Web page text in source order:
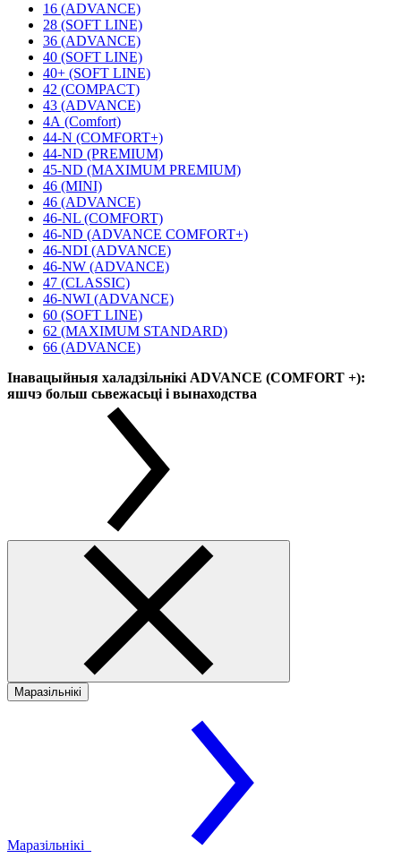
16 (ADVANCE)
28 (SOFT LINE)
36 (ADVANCE)
40 (SOFT LINE)
40+ (SOFT LINE)
42 (COMPACT)
43 (ADVANCE)
4А (Comfort)
44-N (COMFORT+)
44-ND (PREMIUM)
45-ND (MAXIMUM PREMIUM)
46 (MINI)
46 (ADVANCE)
46-NL (COMFORT)
46-ND (ADVANCE COMFORT+)
46-NDI (ADVANCE)
46-NW (ADVANCE)
47 (CLASSIC)
46-NWI (ADVANCE)
60 (SOFT LINE)
62 (MAXIMUM STANDARD)
66 (ADVANCE)
Інавацыйныя халадзільнікі ADVANCE (COMFORT +):
яшчэ больш сьвежасьці і вынаходства
Маразільнікі
Маразільнікі